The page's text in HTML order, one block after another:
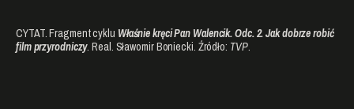
CYTAT. Fragment cyklu Właśnie kręci Pan Walencik. Odc. 2. Jak dobrzerobić
film przyrodniczy. Real. Sławomir Boniecki. Źródło: TVP.